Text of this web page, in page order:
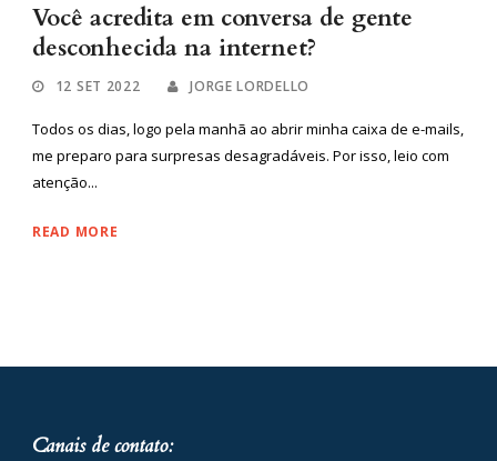
Você acredita em conversa de gente
desconhecida na internet?
12 SET 2022 JORGE LORDELLO
Todos os dias, logo pela manhã ao abrir minha caixa de e-mails,
me preparo para surpresas desagradáveis. Por isso, leio com
atenção...
READ MORE
Canais de contato: